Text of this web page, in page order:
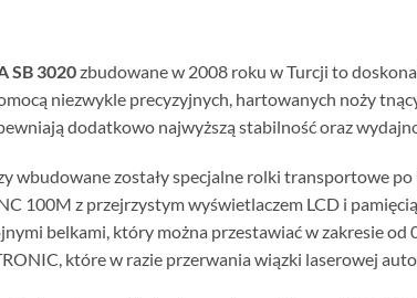
SB 3020zbudowane w 2008 roku w Turcji to
niezwykle precyzyjnych, hartowanych noży
dodatkowo najwyższą stabilność oraz
wbudowane zostały specjalne rolki transportowe
100M z przejrzystym wyświetlaczem LCD i
belkami, który można przestawiać w zakresie od
które w razie przerwania wiązki laserowej